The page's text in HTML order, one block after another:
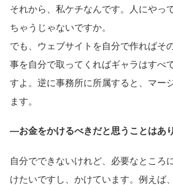
それから、私ケチなんです。人にやっ
ちゃうじゃないですか。
でも、ウェブサイトを自分で作ればそ
事を自分で取ってくればギャラはすべ
すよ。逆に事務所に所属すると、マー
ます。
―お金をかけるべきだと思うことはあ
自分でできないけれど、必要なところ
けたいですし、かけています。例えば